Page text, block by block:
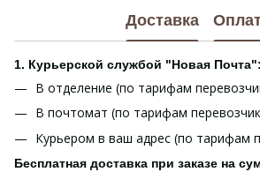
Доставка
1. Курьерской службой "Новая Почта":
В отделение (по тарифам
В почтомат (по тарифам
Курьером в ваш адрес (по тарифам
Бесплатная доставка при заказе на